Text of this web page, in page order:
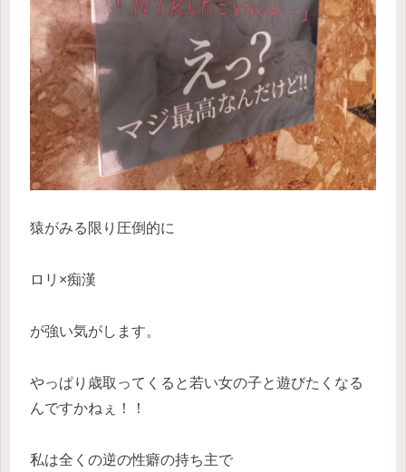
猿がみる限り圧倒的に
ロリ×痴漢
が強い気がします。
やっぱり歳取ってくると若い女の子と遊びたくなる
んですかねぇ！！
私は全くの逆の性癖の持ち主で